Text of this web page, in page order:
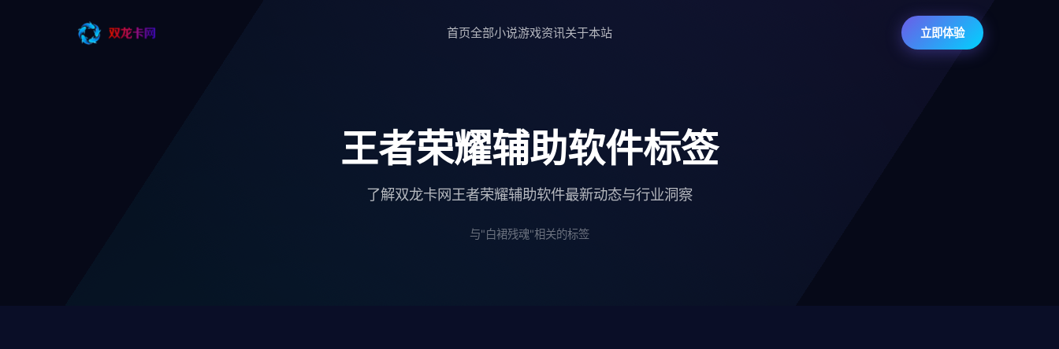
首页全部小说游戏资讯关于本站 立即体验
王者荣耀辅助软件标签
了解双龙卡网王者荣耀辅助软件最新动态与行业洞察
与"白裙残魂"相关的标签